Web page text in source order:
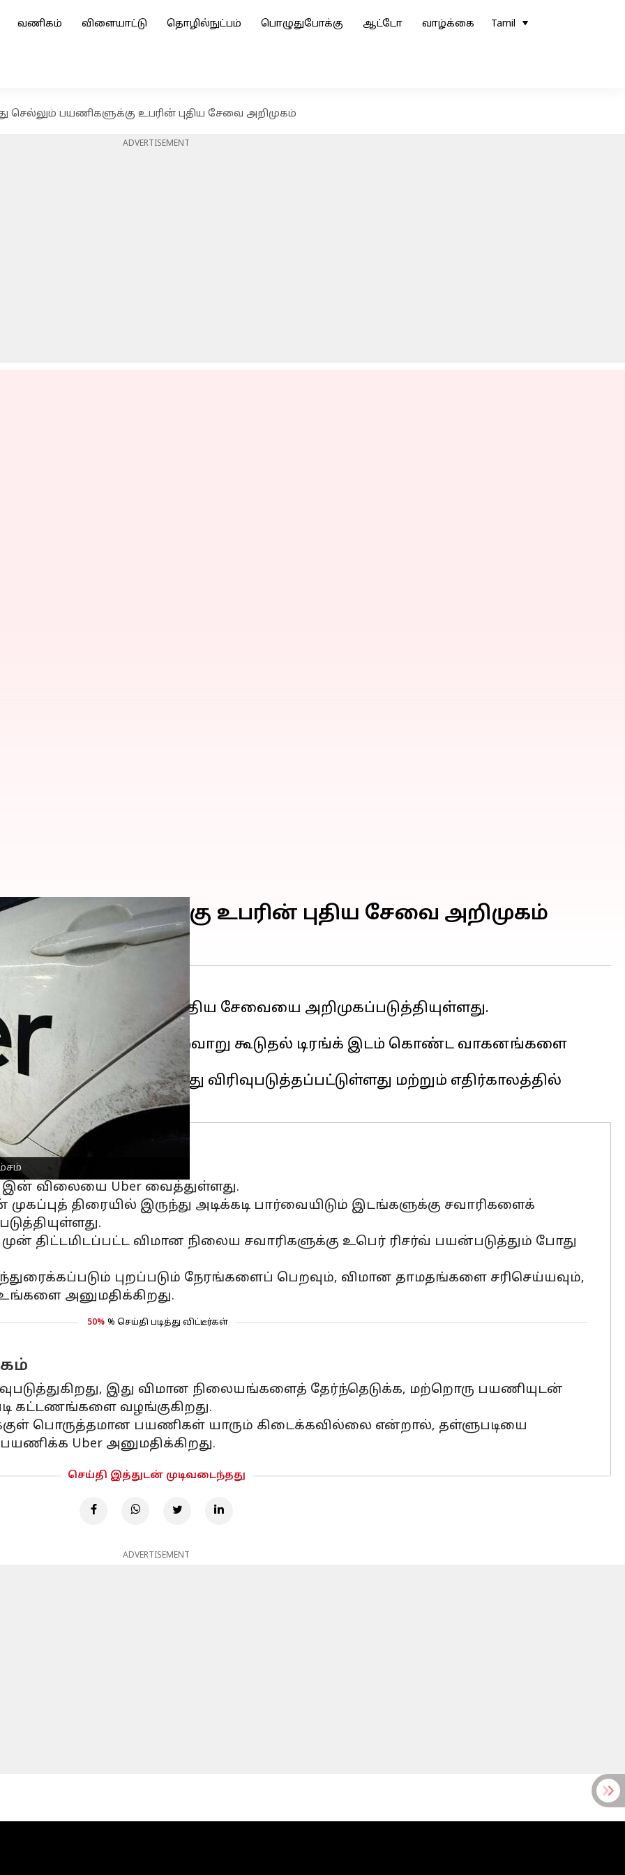
வணிகம் விளையாட்டு தொழில்நுட்பம் பொழுதுபோக்கு ஆட்டோ வாழ்க்கை Tamil
செல்லும் பயணிகளுக்கு உபரின் புதிய சேவை அறிமுகம்
ADVERTISEMENT
பயணிகளுக்கு உபரின் புதிய சேவை அறிமுகம்
UberXXL என்ற புதிய சேவையை அறிமுகப்படுத்தியுள்ளது.
அம்சம்.
லக்கேஜ்களுக்கு ஏற்றவாறு கூடுதல் டிரங்க் இடம் கொண்ட வாகனங்களை
விமான நிலையங்களில்இது விரிவுபடுத்தப்பட்டுள்ளது மற்றும் எதிர்காலத்தில்
இன் விலையை Uber வைத்துள்ளது.
திரையில் இருந்து அடிக்கடி பார்வையிடும் இடங்களுக்கு சவாரிகளைக்
திட்டமிடப்பட்ட விமான நிலைய சவாரிகளுக்கு உபெர் ரிசர்வ் பயன்படுத்தும் போது
புறப்படும் நேரங்களைப் பெறவும், விமான தாமதங்களை சரிசெய்யவும்,
அனுமதிக்கிறது.
50% % செய்தி படித்து விட்டீர்கள்
இது விமான நிலையங்களைத் தேர்ந்தெடுக்க, மற்றொரு பயணியுடன்
கட்டணங்களை வழங்குகிறது.
பொருத்தமான பயணிகள் யாரும் கிடைக்கவில்லை என்றால், தள்ளுபடியை
Uber அனுமதிக்கிறது.
செய்தி இத்துடன் முடிவடைந்தது
ADVERTISEMENT